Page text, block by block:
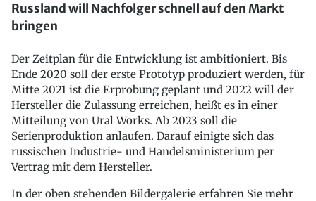
Russland will Nachfolger schnell auf den Markt
bringen
Der Zeitplan für die Entwicklung ist ambitioniert. Bis
Ende 2020 soll der erste Prototyp produziert werden, für
Mitte 2021 ist die Erprobung geplant und 2022 will der
Hersteller die Zulassung erreichen, heißt es in einer
Mitteilung von Ural Works. Ab 2023 soll die
Serienproduktion anlaufen. Darauf einigte sich das
russischen Industrie- und Handelsministerium per
Vertrag mit dem Hersteller.
In der oben stehenden Bildergalerie erfahren Sie mehr